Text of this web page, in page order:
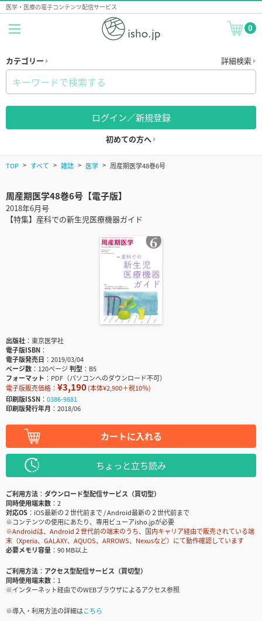
医学・医療の電子コンテンツ配信サービス
0
カテゴリー 詳細検索
ログイン／新規登録
初めての方へ
TOP すべて 雑誌 医学 周産期医学48巻6号
周産期医学48巻6号【電子版】
2018年6月号
【特集】産科での新生児医療機器ガイド
出版社
東京医学社
電子版ISBN
電子版発売日
2019/03/04
ページ数
120ページ判型
B5
フォーマット
PDF（パソコンへのダウンロード不可）
電子版販売価格： ¥3,190(本体¥2,900＋税10％)
印刷版ISSN
0386-9881
印刷版発行年月
2018/06
カートに入れる
ちょっと立ち読み
ご利用方法
ダウンロード型配信サービス（買切型）
同時使用端末数
2
対応OS
iOS最新の２世代前まで / Android最新の２世代前まで
※コンテンツの使用にあたり、専用ビューアisho.jpが必要
※Androidは、Android２世代前の端末のうち、国内キャリア経由で販売されている端
末（Xperia、GALAXY、AQUOS、ARROWS、Nexusなど）にて動作確認しています
必要メモリ容量
90 MB以上
ご利用方法
アクセス型配信サービス（買切型）
同時使用端末数
1
※インターネット経由でのWEBブラウザによるアクセス参照
※導入・利用方法の詳細はこちら